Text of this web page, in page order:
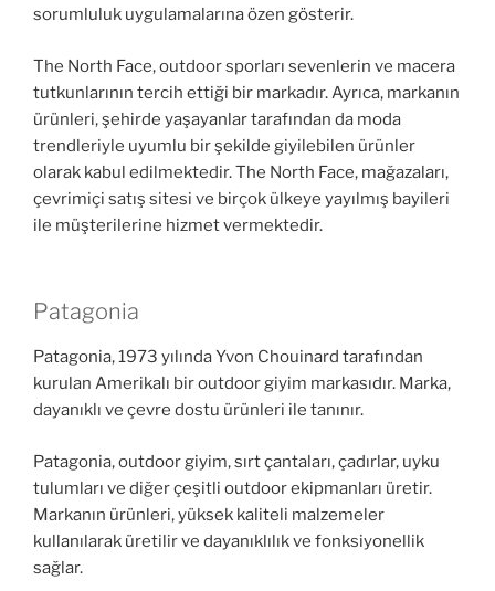
sorumluluk uygulamalarına özen gösterir.
The North Face, outdoor sporları sevenlerin ve macera
tutkunlarının tercih ettiği bir markadır. Ayrıca, markanın
ürünleri, şehirde yaşayanlar tarafından da moda
trendleriyle uyumlu bir şekilde giyilebilen ürünler
olarak kabul edilmektedir. The North Face, mağazaları,
çevrimiçi satış sitesi ve birçok ülkeye yayılmış bayileri
ile müşterilerine hizmet vermektedir.
Patagonia
Patagonia, 1973 yılında Yvon Chouinard tarafından
kurulan Amerikalı bir outdoor giyim markasıdır. Marka,
dayanıklı ve çevre dostu ürünleri ile tanınır.
Patagonia, outdoor giyim, sırt çantaları, çadırlar, uyku
tulumları ve diğer çeşitli outdoor ekipmanları üretir.
Markanın ürünleri, yüksek kaliteli malzemeler
kullanılarak üretilir ve dayanıklılık ve fonksiyonellik
sağlar.